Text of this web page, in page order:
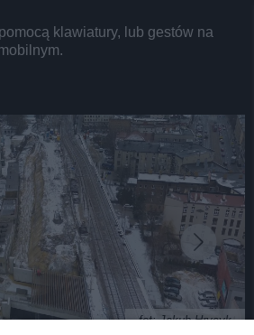
klawiatury, lub gestów na
fot: Jakub Hrycyk